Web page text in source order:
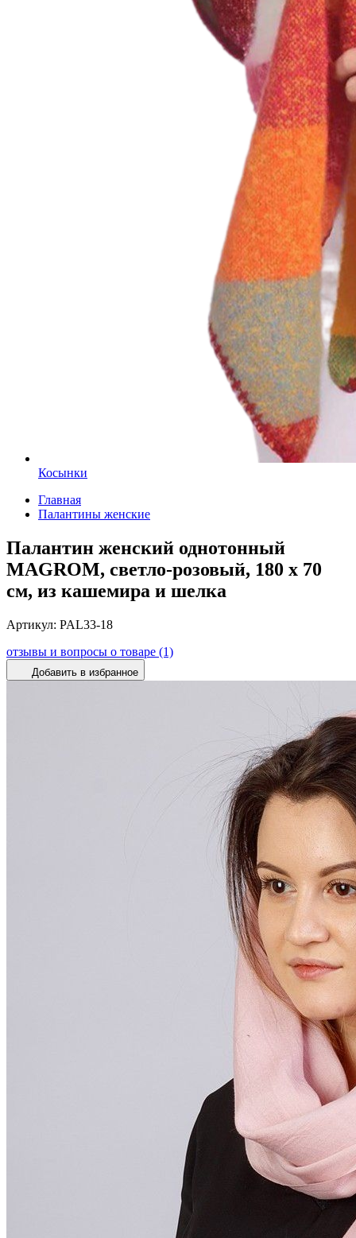
Косынки
Главная
Палантины женские
Палантин женский однотонный
MAGROM, светло-розовый, 180 х 70
см, из кашемира и шелка
Артикул: PAL33-18
отзывы и вопросы о товаре (1)
Добавить в избранное